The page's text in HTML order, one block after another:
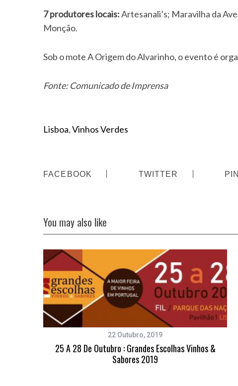
7 produtores locais:Artesanali’s; Maravilha da
Monção.
Sob o mote A Origem do Alvarinho, o evento é
Fonte: Comunicado de Imprensa
Lisboa,Vinhos Verdes
FACEBOOK TWITTER
You may also like
22 Outubro, 2019
25 A 28 De Outubro : Grandes Escolhas Vinhos &
Sabores 2019